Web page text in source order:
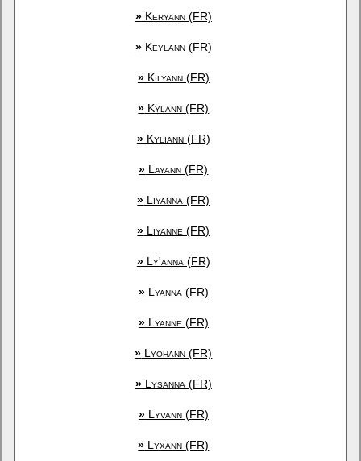
»Keryann (FR)
»Keylann (FR)
»Kilyann (FR)
» Kylann (FR)
»Kyliann (FR)
» Layann (FR)
» Liyanna (FR)
» Liyanne (FR)
»Ly'anna (FR)
»Lyanna (FR)
»Lyanne (FR)
» Lyohann (FR)
»Lysanna (FR)
»Lyvann (FR)
» Lyxann (FR)